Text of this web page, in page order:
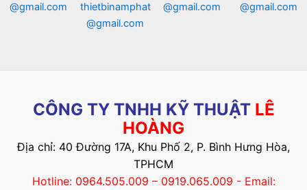
@gmail.com
thietbinamphat
@gmail.com
@gmail.com
@gmail.com
CÔNG TY TNHH KỸ THUẬT LÊ
HOÀNG
Địa chỉ: 40 Đường 17A, Khu Phố 2, P. Bình Hưng Hòa,
TPHCM
Hotline: 0964.505.009 – 0919.065.009 - Email: